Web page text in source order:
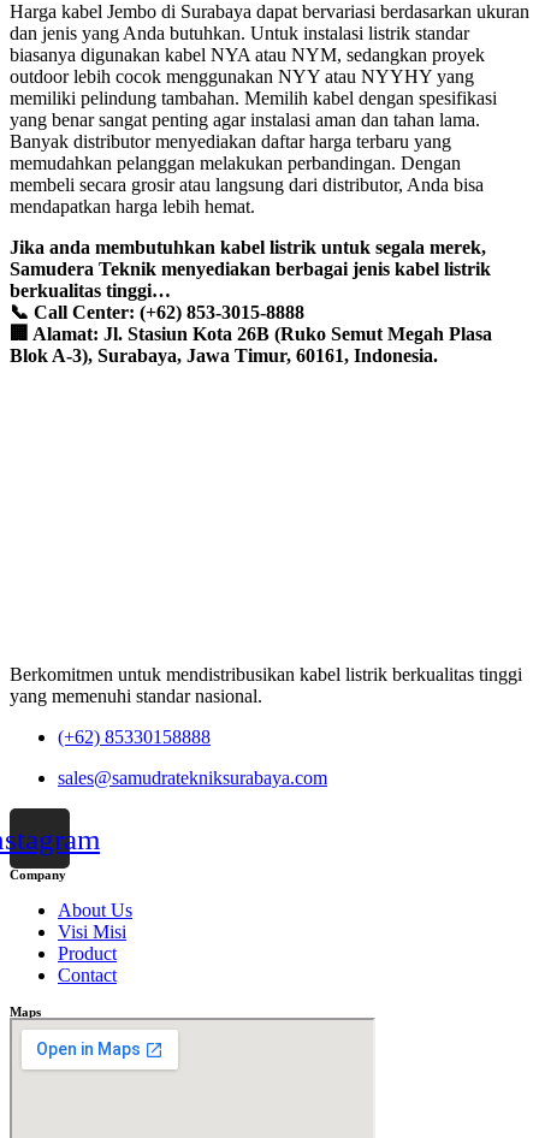
Harga kabel Jembo di Surabaya dapat bervariasi berdasarkan ukuran
dan jenis yang Anda butuhkan. Untuk instalasi listrik standar
biasanya digunakan kabel NYA atau NYM, sedangkan proyek
outdoor lebih cocok menggunakan NYY atau NYYHY yang
memiliki pelindung tambahan. Memilih kabel dengan spesifikasi
yang benar sangat penting agar instalasi aman dan tahan lama.
Banyak distributor menyediakan daftar harga terbaru yang
memudahkan pelanggan melakukan perbandingan. Dengan
membeli secara grosir atau langsung dari distributor, Anda bisa
mendapatkan harga lebih hemat.
Jika anda membutuhkan kabel listrik untuk segala merek,
Samudera Teknik menyediakan berbagai jenis kabel listrik
berkualitas tinggi…
📞 Call Center: (+62) 853-3015-8888
🏢 Alamat: Jl. Stasiun Kota 26B (Ruko Semut Megah Plasa
Blok A-3), Surabaya, Jawa Timur, 60161, Indonesia.
Berkomitmen untuk mendistribusikan kabel listrik berkualitas tinggi
yang memenuhi standar nasional.
(+62) 85330158888
sales@samudratekniksurabaya.com
Company
About Us
Visi Misi
Product
Contact
Maps